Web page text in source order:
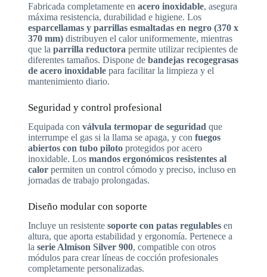
Fabricada completamente en acero inoxidable, asegura
máxima resistencia, durabilidad e higiene. Los
esparcellamas y parrillas esmaltadas en negro (370 x
370 mm)distribuyen el calor uniformemente, mientras
que la parrilla reductora permite utilizar recipientes de
diferentes tamaños. Dispone de bandejas recogegrasas
de acero inoxidablepara facilitar la limpieza y el
mantenimiento diario.
Seguridad y control profesional
Equipada con válvula termopar de seguridad que
interrumpe el gas si la llama se apaga, y con fuegos
abiertos con tubo pilotoprotegidos por acero
inoxidable. Los mandos ergonómicos resistentes al
calorpermiten un control cómodo y preciso, incluso en
jornadas de trabajo prolongadas.
Diseño modular con soporte
Incluye un resistente soporte con patas regulablesen
altura, que aporta estabilidad y ergonomía. Pertenece a
la serie Almison Silver 900, compatible con otros
módulos para crear líneas de cocción profesionales
completamente personalizadas.